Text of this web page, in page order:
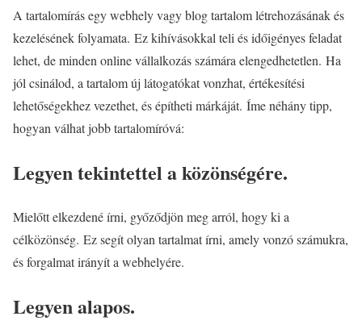
A tartalomírás egy webhely vagy blog tartalom létrehozásának és
kezelésének folyamata. Ez kihívásokkal teli és időigényes feladat
lehet, de minden online vállalkozás számára elengedhetetlen. Ha
jól csinálod, a tartalom új látogatókat vonzhat, értékesítési
lehetőségekhez vezethet, és építheti márkáját. Íme néhány tipp,
hogyan válhat jobb tartalomíróvá:
Legyen tekintettel a közönségére.
Mielőtt elkezdené írni, győződjön meg arról, hogy ki a
célközönség. Ez segít olyan tartalmat írni, amely vonzó számukra,
és forgalmat irányít a webhelyére.
Legyen alapos.